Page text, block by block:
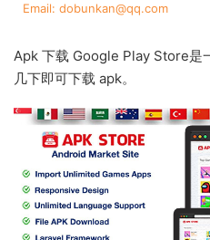
Email: dobunkan@qq.com
Apk 下载 Google Play Store是
几下即可下载 apk。